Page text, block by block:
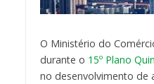
O Ministério do
durante o 15º Plano
no desenvolvimento de